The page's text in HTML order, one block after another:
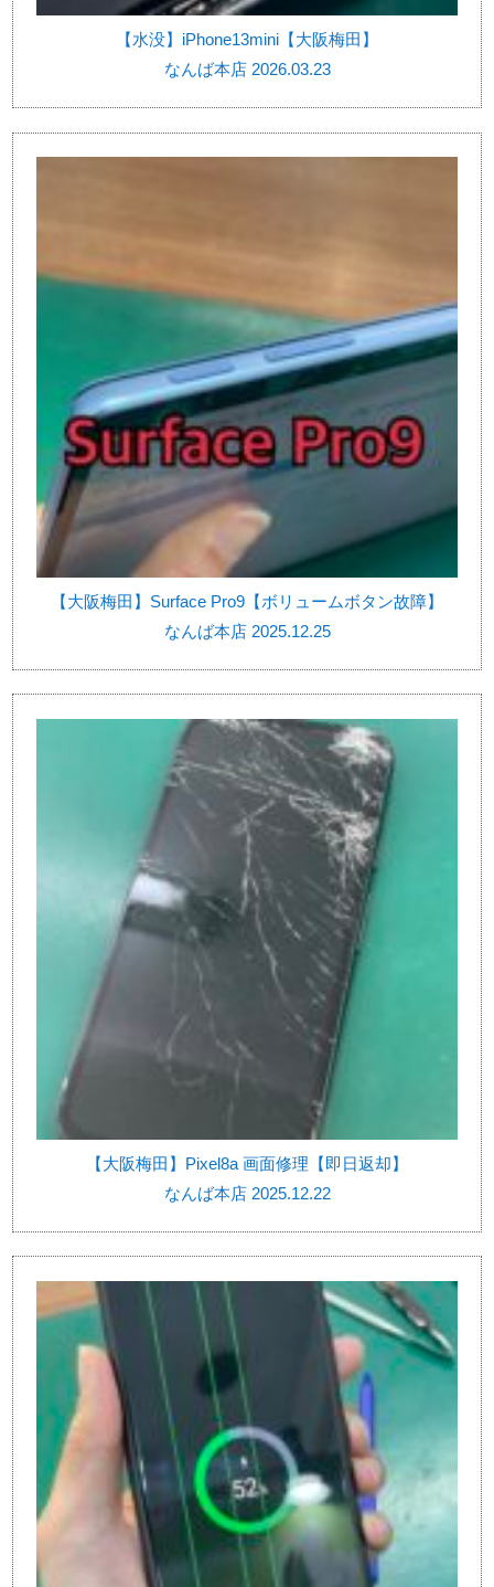
【水没】iPhone13mini【大阪梅田】
なんば本店 2026.03.23
【大阪梅田】Surface Pro9【ボリュームボタン故障】
なんば本店 2025.12.25
【大阪梅田】Pixel8a 画面修理【即日返却】
なんば本店 2025.12.22